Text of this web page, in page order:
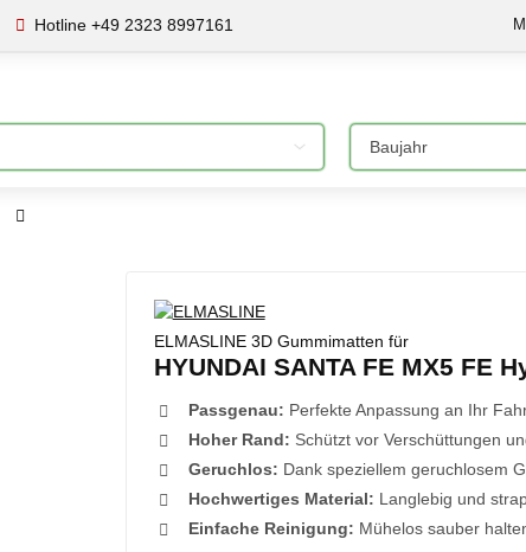
Hotline +49 2323 8997161
ELMASLINE 3D Gummimatten für
HYUNDAI SANTA FE MX5 FE
Passgenau: Perfekte Anpassung an Ihr
Hoher Rand: Schützt vor Verschüttungen
Geruchlos: Dank speziellem geruchlosem
Hochwertiges Material: Langlebig und
Einfache Reinigung: Mühelos sauber